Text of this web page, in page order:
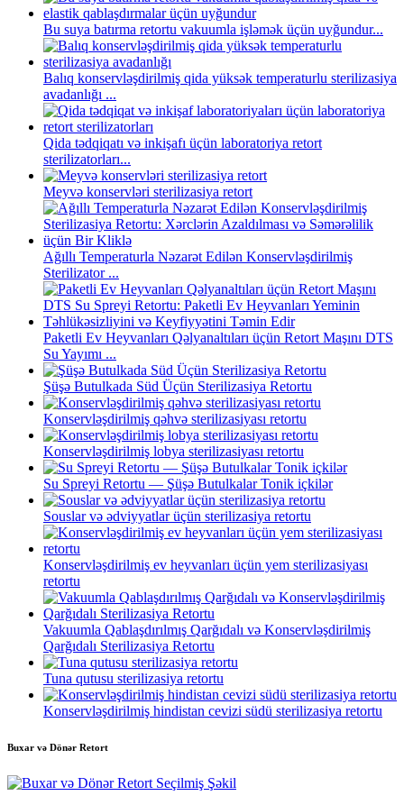
Bu suya batırma retortu vakuumla işləmək üçün uyğundur...
Balıq konservləşdirilmiş qida yüksək temperaturlu sterilizasiya
avadanlığı ...
Qida tədqiqatı və inkişafı üçün laboratoriya retort
sterilizatorları...
Meyvə konservləri sterilizasiya retort
Ağıllı Temperaturla Nəzarət Edilən Konservləşdirilmiş
Sterilizator ...
Paketli Ev Heyvanları Qəlyanaltıları üçün Retort Maşını DTS
Su Yayımı ...
Şüşə Butulkada Süd Üçün Sterilizasiya Retortu
Konservləşdirilmiş qəhvə sterilizasiyası retortu
Konservləşdirilmiş lobya sterilizasiyası retortu
Su Spreyi Retortu — Şüşə Butulkalar Tonik içkilər
Souslar və ədviyyatlar üçün sterilizasiya retortu
Konservləşdirilmiş ev heyvanları üçün yem sterilizasiyası
retortu
Vakuumla Qablaşdırılmış Qarğıdalı və Konservləşdirilmiş
Qarğıdalı Sterilizasiya Retortu
Tuna qutusu sterilizasiya retortu
Konservləşdirilmiş hindistan cevizi südü sterilizasiya retortu
Buxar və Dönər Retort